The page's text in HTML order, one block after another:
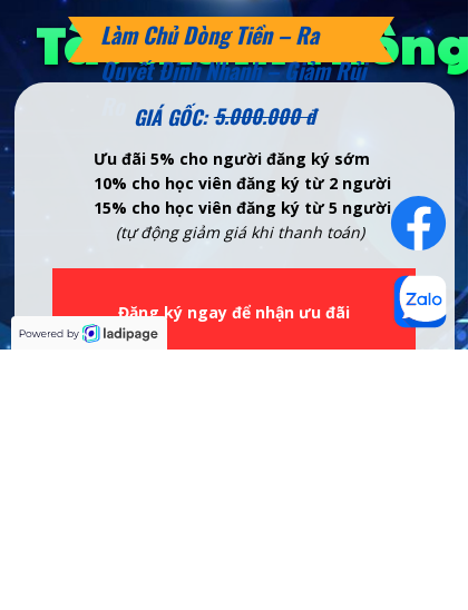
Tài chính
Làm Chủ Dòng Tiền – Ra
Quyết Định Nhanh – Giảm Rủi
Đăng ký ngay để nhận ưu đãi
GIÁ GỐC:5.000.000 đ
Ưu đãi 5% cho người đăng ký sớm
10% cho học viên đăng ký từ 2 người
15% cho học viên đăng ký từ 5 người
(tự động giảm giá khi thanh toán)